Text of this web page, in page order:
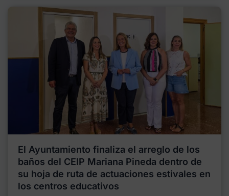
El Ayuntamiento finaliza el arreglo de los
baños del CEIP Mariana Pineda dentro de
su hoja de ruta de actuaciones estivales en
los centros educativos